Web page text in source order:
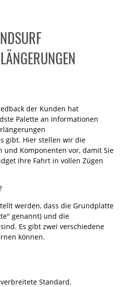
der Kunden hat
Palette an Informationen
gibt. Hier stellen wir die
und Komponenten vor, damit Sie
Ihre Fahrt in vollen Zügen
werden, dass die Grundplatte
genannt) und die
Es gibt zwei verschiedene
können.
Standard.